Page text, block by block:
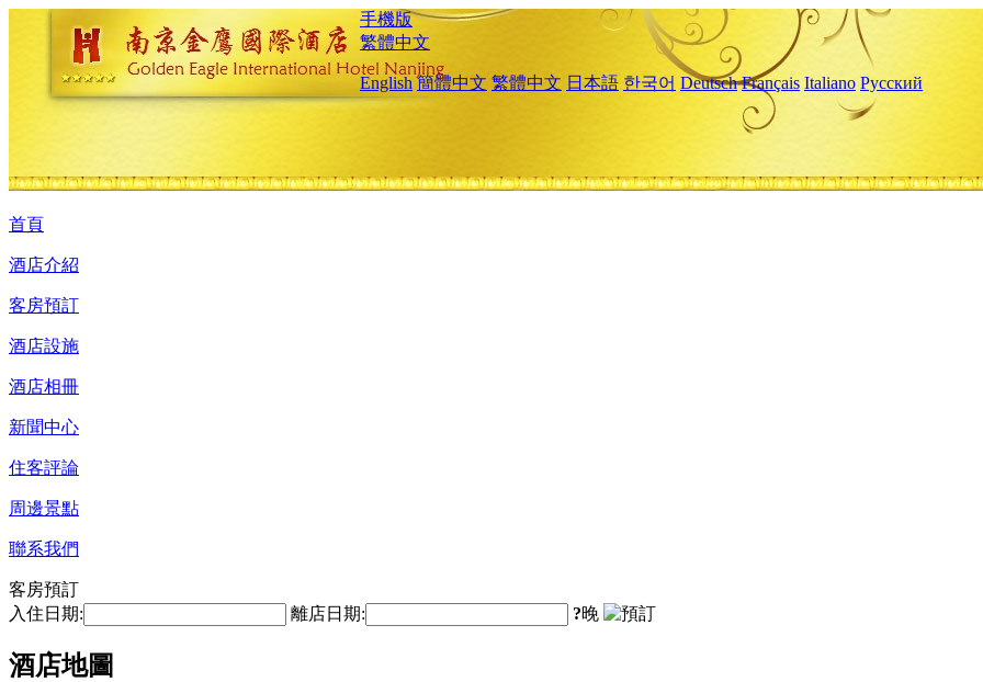
手機版
繁體中文
English 簡體中文 繁體中文 日本語 한국어 Deutsch Français Italiano Русский
首頁
酒店介紹
客房預訂
酒店設施
酒店相冊
新聞中心
住客評論
周邊景點
聯系我們
客房預訂
入住日期:
離店日期: ?晚
酒店地圖